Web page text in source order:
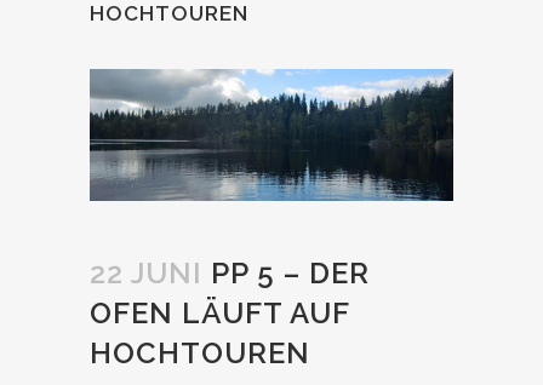
HOCHTOUREN
22 JUNI PP 5 – DER
OFEN LÄUFT AUF
HOCHTOUREN